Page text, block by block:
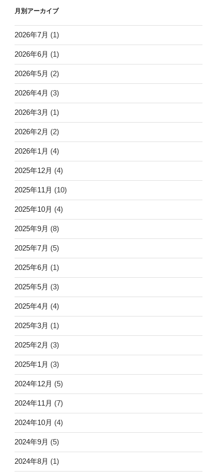
月別アーカイブ
2026年7月 (1)
2026年6月 (1)
2026年5月 (2)
2026年4月 (3)
2026年3月 (1)
2026年2月 (2)
2026年1月 (4)
2025年12月 (4)
2025年11月 (10)
2025年10月 (4)
2025年9月 (8)
2025年7月 (5)
2025年6月 (1)
2025年5月 (3)
2025年4月 (4)
2025年3月 (1)
2025年2月 (3)
2025年1月 (3)
2024年12月 (5)
2024年11月 (7)
2024年10月 (4)
2024年9月 (5)
2024年8月 (1)